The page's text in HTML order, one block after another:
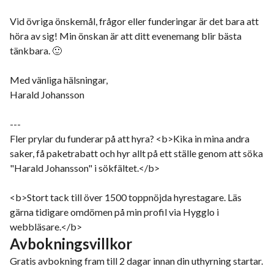
Vid övriga önskemål, frågor eller funderingar är det bara att
höra av sig! Min önskan är att ditt evenemang blir bästa
tänkbara. 🙂
Med vänliga hälsningar,
Harald Johansson
---
Fler prylar du funderar på att hyra? <b>Kika in mina andra
saker, få paketrabatt och hyr allt på ett ställe genom att söka
"Harald Johansson" i sökfältet.</b>
<b>Stort tack till över 1500 toppnöjda hyrestagare. Läs
gärna tidigare omdömen på min profil via Hygglo i
webbläsare.</b>
Avbokningsvillkor
Gratis avbokning fram till 2 dagar innan din uthyrning startar.